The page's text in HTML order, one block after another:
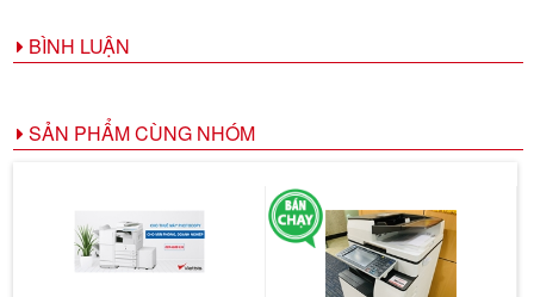
BÌNH LUẬN
SẢN PHẨM CÙNG NHÓM